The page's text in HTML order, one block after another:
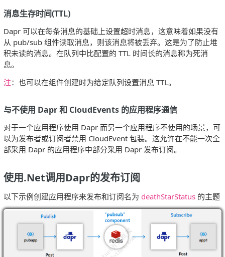
消息生存时间(TTL)
Dapr 可以在每条消息的基础上设置超时消息，这意味着如果没有
从 pub/sub 组件读取消息，则该消息将被丢弃。这是为了防止堆
积未读的消息。在队列中比配置的 TTL 时间长的消息称为死消
息。
注：也可以在组件创建时为给定队列设置消息 TTL。
与不使用 Dapr 和 CloudEvents 的应用程序通信
对于一个应用程序使用 Dapr 而另一个应用程序不使用的场景，可
以为发布者或订阅者禁用 CloudEvent 包装。这允许在不能一次全
部采用 Dapr 的应用程序中部分采用 Dapr 发布订阅。
使用.Net调用Dapr的发布订阅
以下示例创建应用程序来发布和订阅名为 deathStarStatus 的主题